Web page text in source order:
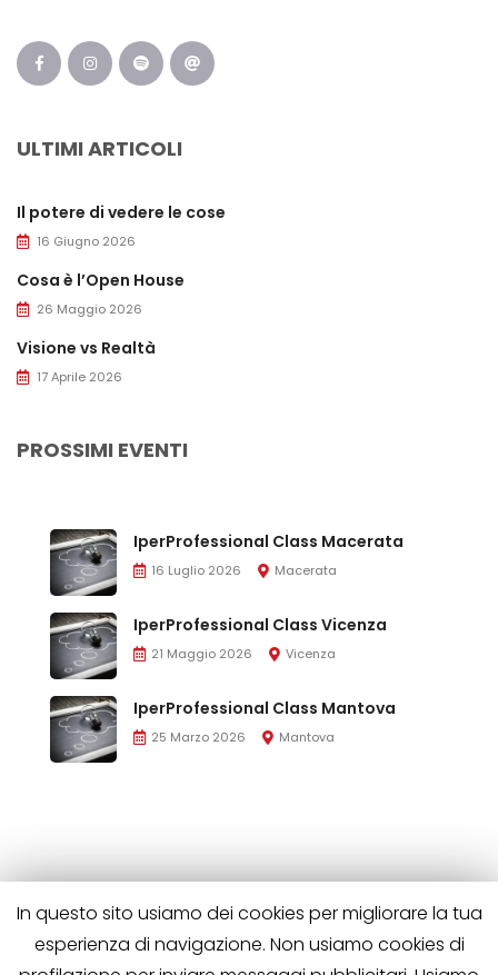
ULTIMI ARTICOLI
Il potere di vedere le cose
16 Giugno 2026
Cosa è l’Open House
26 Maggio 2026
Visione vs Realtà
17 Aprile 2026
PROSSIMI EVENTI
IperProfessional Class Macerata
16 Luglio 2026 Macerata
IperProfessional Class Vicenza
21 Maggio 2026 Vicenza
IperProfessional Class Mantova
25 Marzo 2026 Mantova
In questo sito usiamo dei cookies per migliorare la tua
esperienza di navigazione. Non usiamo cookies di